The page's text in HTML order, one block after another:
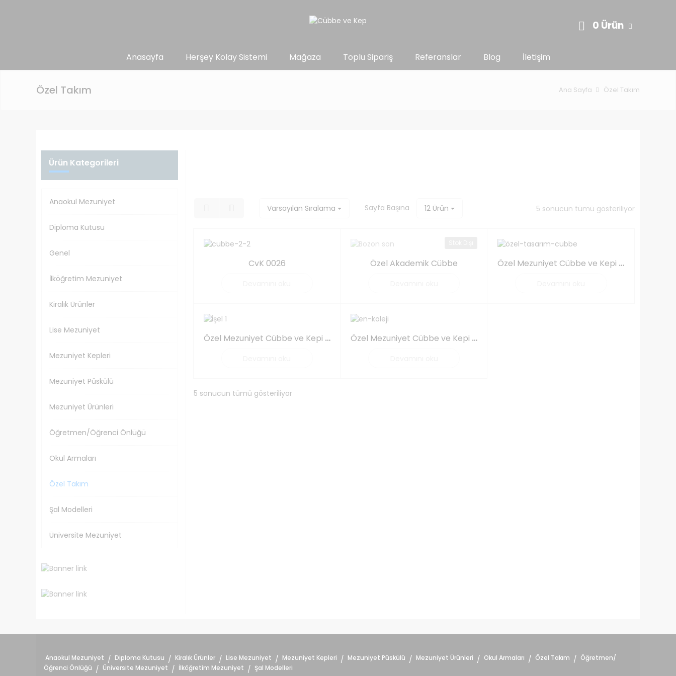
0 Ürün
Anasayfa Herşey Kolay Sistemi Mağaza Toplu Sipariş Referanslar Blog İletişim
Özel Takım Ana Sayfa Özel Takım
5 sonucun tümü gösteriliyor
Varsayılan Sıralama Sayfa Başına 12 Ürün
CvK 0026 Özel Akademik Cübbe Özel Mezuniyet Cübbe ve Kepi ( Kuruma Özel )
Özel Mezuniyet Cübbe ve Kepi ( Öğrenci 2 ) Özel Mezuniyet Cübbe ve Kepi ( Öğrenci İçin )
5 sonucun tümü gösteriliyor
Ürün Kategorileri
Anaokul Mezuniyet
Diploma Kutusu
Genel
İlköğretim Mezuniyet
Kiralık Ürünler
Lise Mezuniyet
Mezuniyet Kepleri
Mezuniyet Püskülü
Mezuniyet Ürünleri
Öğretmen/Öğrenci Önlüğü
Okul Armaları
Özel Takım
Şal Modelleri
Üniversite Mezuniyet
Anaokul Mezuniyet / Diploma Kutusu / Kiralık Ürünler / Lise Mezuniyet / Mezuniyet Kepleri / Mezuniyet Püskülü / Mezuniyet Ürünleri / Okul Armaları / Özel Takım / Öğretmen/
Öğrenci Önlüğü / Üniversite Mezuniyet / İlköğretim Mezuniyet / Şal Modelleri